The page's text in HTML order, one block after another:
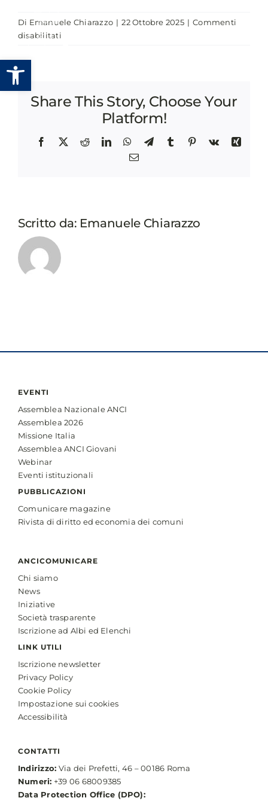
Apri la barra degli strumenti
contenuto
Di Emanuele Chiarazzo | 22 Ottobre 2025 | Commenti
disabilitatisu
GESTI1ONE
E
Share This Story, Choose Your
Platform!
Facebook
X RedditLinkedInWhatsApp
TelegramTumblr Pinterest
Vk Xing
Email
Scritto da: Emanuele Chiarazzo
EVENTI
Assemblea Nazionale ANCI
Assemblea 2026
Missione Italia
Assemblea ANCI Giovani
Webinar
Eventi istituzionali
PUBBLICAZIONI
Comunicare magazine
Rivista di diritto ed economia dei comuni
ANCICOMUNICARE
Chi siamo
News
Iniziative
Società trasparente
Iscrizione ad Albi ed Elenchi
LINK UTILI
Iscrizione newsletter
Privacy Policy
Cookie Policy
Impostazione sui cookies
Accessibilità
CONTATTI
Indirizzo: Via dei Prefetti, 46 – 00186 Roma
Numeri: +39 06 68009385
Data Protection Office (DPO):